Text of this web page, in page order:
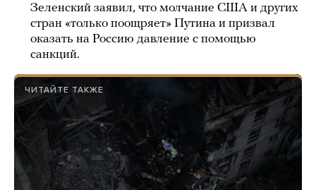
Зеленский заявил, что молчание США и других
стран «только поощряет» Путина и призвал
оказать на Россию давление с помощью
санкций.
ЧИТАЙТЕ ТАКЖЕ